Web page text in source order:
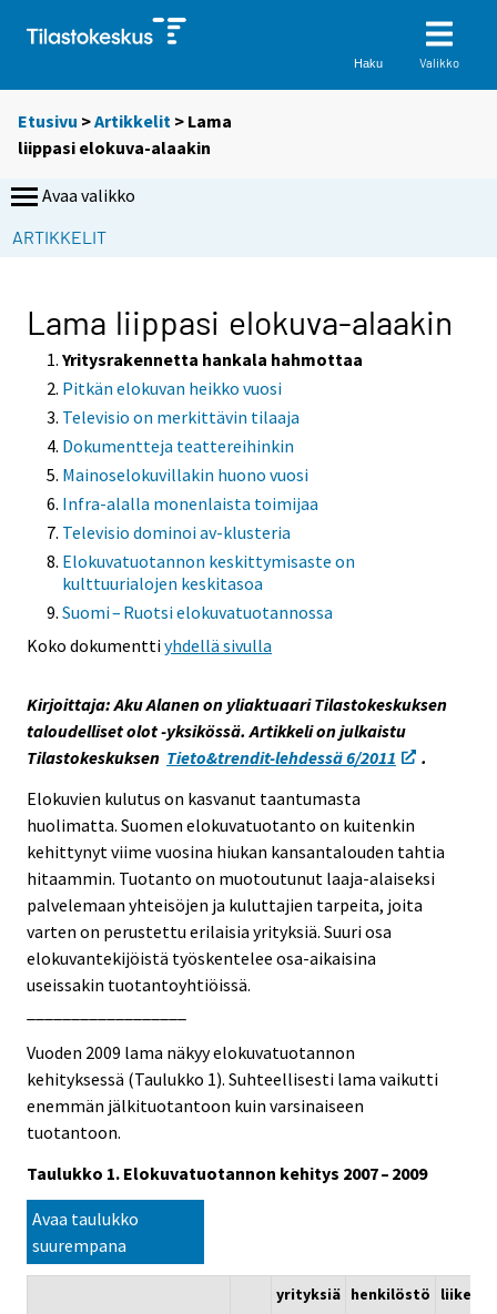
Haku Valikko
Etusivu >Artikkelit > Lama
liippasi elokuva-alaakin
Avaa valikko
ARTIKKELIT
Lama liippasi elokuva-alaakin
Yritysrakennetta hankala hahmottaa
Pitkän elokuvan heikko vuosi
Televisio on merkittävin tilaaja
Dokumentteja teattereihinkin
Mainoselokuvillakin huono vuosi
Infra-alalla monenlaista toimijaa
Televisio dominoi av-klusteria
Elokuvatuotannon keskittymisaste on
kulttuurialojen keskitasoa
Suomi – Ruotsi elokuvatuotannossa
Koko dokumenttiyhdellä sivulla
Kirjoittaja: Aku Alanen on yliaktuaari Tilastokeskuksen
taloudelliset olot -yksikössä. Artikkeli on julkaistu
Tilastokeskuksen Tieto&trendit-lehdessä 6/2011
.
Elokuvien kulutus on kasvanut taantumasta
huolimatta. Suomen elokuvatuotanto on kuitenkin
kehittynyt viime vuosina hiukan kansantalouden tahtia
hitaammin. Tuotanto on muotoutunut laaja-alaiseksi
palvelemaan yhteisöjen ja kuluttajien tarpeita, joita
varten on perustettu erilaisia yrityksiä. Suuri osa
elokuvantekijöistä työskentelee osa-aikaisina
useissakin tuotantoyhtiöissä.
Vuoden 2009 lama näkyy elokuvatuotannon
kehityksessä (Taulukko 1). Suhteellisesti lama vaikutti
enemmän jälkituotantoon kuin varsinaiseen
tuotantoon.
Taulukko 1. Elokuvatuotannon kehitys 2007 – 2009
Avaa taulukko
suurempana
yrityksiä henkilöstö